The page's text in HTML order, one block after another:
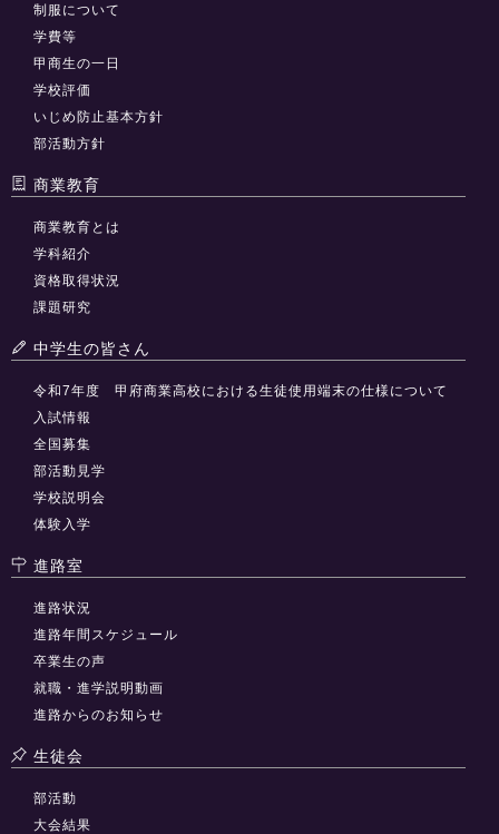
制服について
学費等
甲商生の一日
学校評価
いじめ防止基本方針
部活動方針
商業教育
商業教育とは
学科紹介
資格取得状況
課題研究
中学生の皆さん
令和7年度 甲府商業高校における生徒使用端末の仕様について
入試情報
全国募集
部活動見学
学校説明会
体験入学
進路室
進路状況
進路年間スケジュール
卒業生の声
就職・進学説明動画
進路からのお知らせ
生徒会
部活動
大会結果